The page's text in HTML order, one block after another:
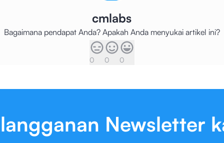
cmlabs
Bagaimana pendapat Anda? Apakah Anda menyukai artikel ini?
0 0 0
Newsletter